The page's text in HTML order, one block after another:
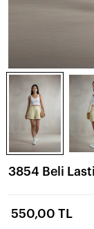
3854 Beli
550,00 TL